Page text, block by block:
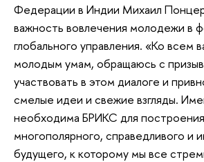
Федерации в Индии Михаил
важность вовлечения молодежи в
глобального управления. «Ко всем
молодым умам, обращаюсь с
участвовать в этом диалоге и
смелые идеи и свежие взгляды.
необходима БРИКС для построения
многополярного, справедливого и
будущего, к которому мы все